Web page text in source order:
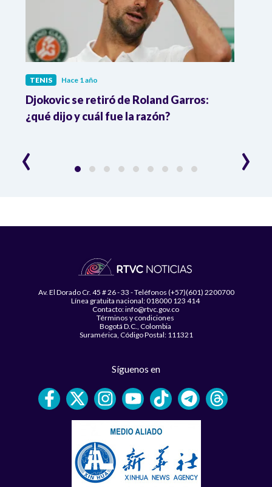
TENIS Hace 1 año
Djokovic se retiró de Roland Garros:
¿qué dijo y cuál fue la razón?
‹ ›
Av. El Dorado Cr. 45 # 26 - 33 - Teléfonos (+57)(601) 2200700
Línea gratuita nacional: 018000 123 414
Contacto: info@rtvc.gov.co
Términos y condiciones
Bogotá D.C., Colombia
Suramérica, Código Postal: 111321
Síguenos en